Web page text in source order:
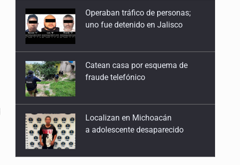
Catean casa por esquema de
fraude telefónico
Localizan en Michoacán
a adolescente desaparecido
Desapariciones en Jalisco, con
complicidad de policías, afirma